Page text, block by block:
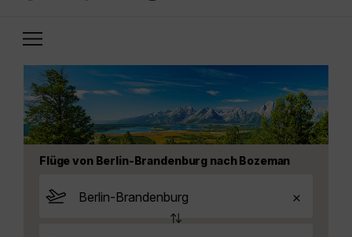
Flüge von Berlin-Brandenburg nach Bozeman